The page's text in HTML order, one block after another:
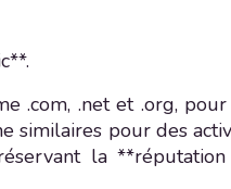
.com, .net et .org,
similaires pour des
la